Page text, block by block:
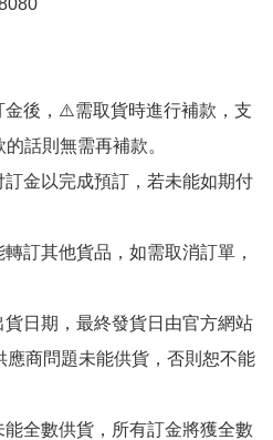
金後，⚠️需取貨時進行補款，支
話則無需再補款。
金以完成預訂，若未能如期付
訂其他貨品，如需取消訂單，
日期，最終發貨日由官方網站
商問題未能供貨，否則恕不能
全數供貨，所有訂金將獲全數